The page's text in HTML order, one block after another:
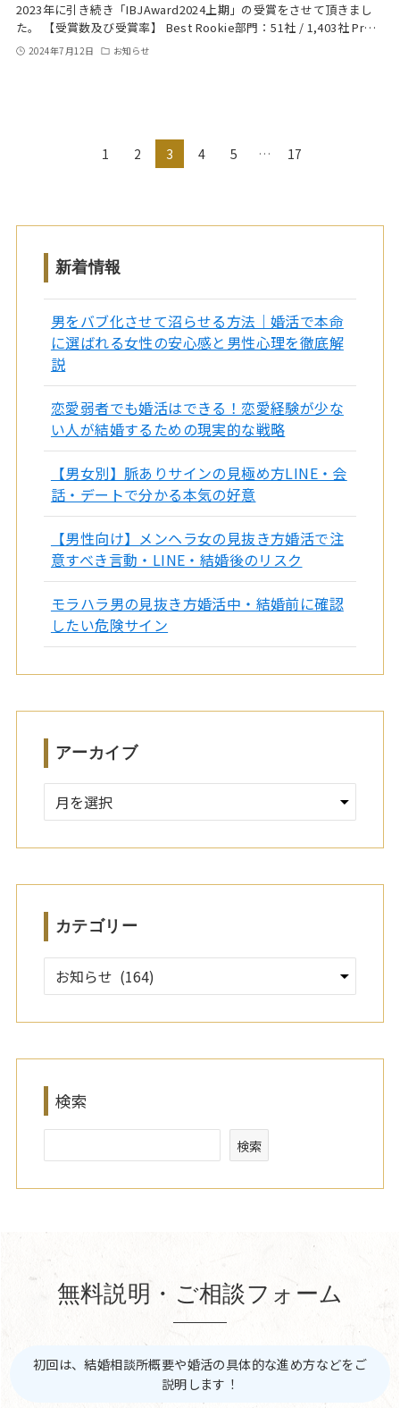
2023年に引き続き「IBJAward2024上期」の受賞をさせて頂きまし
た。 【受賞数及び受賞率】 Best Rookie部門：51社 / 1,403社 Pr…
2024年7月12日 お知らせ
1 2 3 4 5 … 17
新着情報
男をバブ化させて沼らせる方法｜婚活で本命
に選ばれる女性の安心感と男性心理を徹底解
説
恋愛弱者でも婚活はできる！恋愛経験が少な
い人が結婚するための現実的な戦略
【男女別】脈ありサインの見極め方LINE・会
話・デートで分かる本気の好意
【男性向け】メンヘラ女の見抜き方婚活で注
意すべき言動・LINE・結婚後のリスク
モラハラ男の見抜き方婚活中・結婚前に確認
したい危険サイン
アーカイブ
ー
ブ
カテゴリー
検索
検索
無料説明・ご相談フォーム
初回は、結婚相談所概要や婚活の具体的な進め方などをご
説明します！